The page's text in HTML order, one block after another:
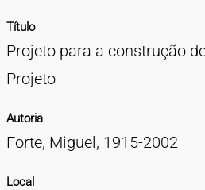
EXPEDIENTE
Título
Projeto para a construção
Projeto
Autoria
Forte, Miguel, 1915-2002
Local